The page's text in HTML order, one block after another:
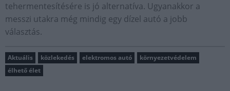
tehermentesítésére is jó alternatíva. Ugyanakkor a
messzi utakra még mindig egy dízel autó a jobb
választás.
Aktuális közlekedés elektromos autó
környezetvédelem
élhető élet